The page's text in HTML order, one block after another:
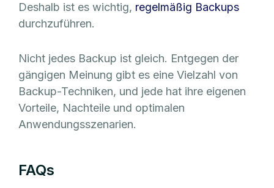
Deshalb ist es wichtig, regelmäßig Backups
durchzuführen.
Nicht jedes Backup ist gleich. Entgegen der
gängigen Meinung gibt es eine Vielzahl von
Backup-Techniken, und jede hat ihre eigenen
Vorteile, Nachteile und optimalen
Anwendungsszenarien.
FAQs